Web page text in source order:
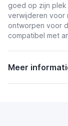
goed op zijn
verwijderen voor
ontworpen voor
compatibel met
Meer